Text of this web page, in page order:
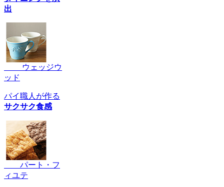
出
ウェッジウ
ッド
パイ職人が作る
サクサク食感
パート・フ
ィユテ